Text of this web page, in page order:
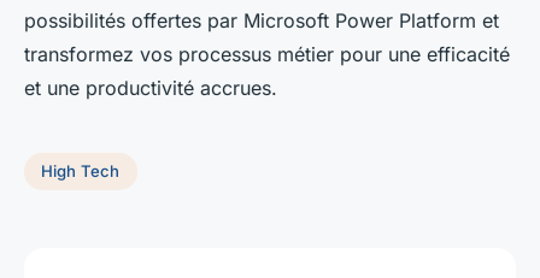
possibilités offertes par Microsoft Power Platform et
transformez vos processus métier pour une efficacité
et une productivité accrues.
High Tech